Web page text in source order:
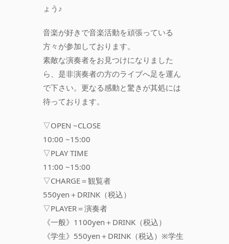
ょう♪
音楽が好きで音楽活動を頑張っている
方々が参加しております。
素敵な演奏者をお見つけになりました
ら、是非演奏者の方のライブへ足を運ん
で下さい。更なる感動と驚きが其処には
待っております。
▽OPEN ~CLOSE
10:00 ~15:00
▽PLAY TIME
11:00 ~15:00
▽CHARGE＝観覧者
550yen＋DRINK（税込）
▽PLAYER＝演奏者
《一般》1100yen＋DRINK（税込）
《学生》550yen＋DRINK（税込）※学生